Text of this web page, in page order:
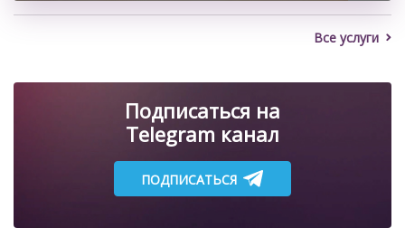
Все услуги
Подписаться на
Telegram канал
ПОДПИСАТЬСЯ